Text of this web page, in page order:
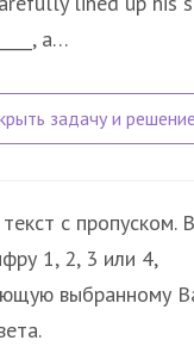
a…
с пропуском.
1, 2, 3 или 4,
выбранному